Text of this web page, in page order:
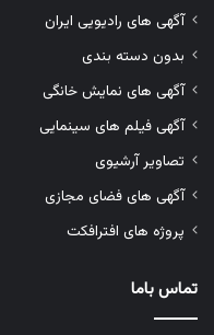
آگهی های رادیویی ایران
بدون دسته بندی
آگهی های نمایش خانگی
آگهی فیلم های سینمایی
تصاویر آرشیوی
آگهی های فضای مجازی
پروژه های افترافکت
تماس باما